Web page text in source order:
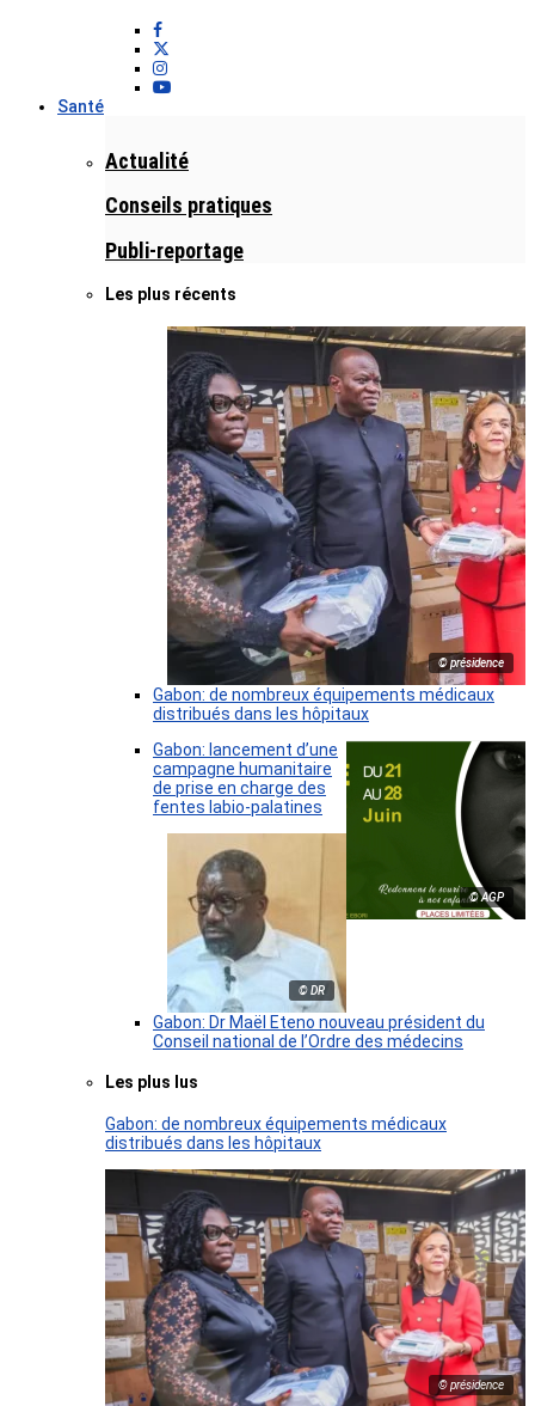
Santé
Actualité
Conseils pratiques
Publi-reportage
Les plus récents
© présidence
Gabon: de nombreux équipements médicaux
distribués dans les hôpitaux
© AGP
Gabon: lancement d’une
campagne humanitaire
de prise en charge des
fentes labio-palatines
© DR
Gabon: Dr Maël Eteno nouveau président du
Conseil national de l’Ordre des médecins
Les plus lus
Gabon: de nombreux équipements médicaux
distribués dans les hôpitaux
© présidence